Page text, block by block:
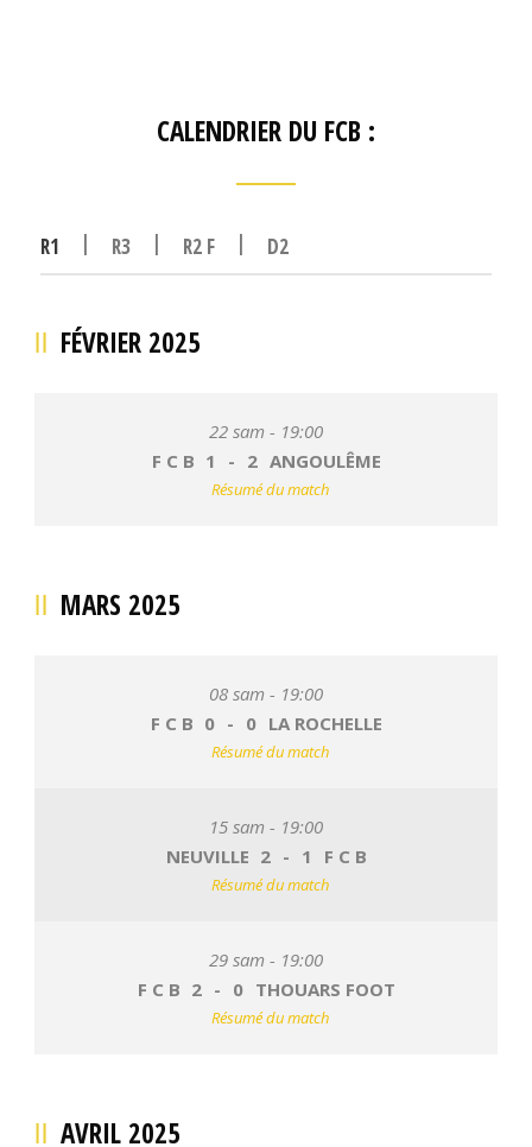
CALENDRIER DU FCB :
R1 | R3 | R2 F | D2
FÉVRIER 2025
22 sam - 19:00
F C B 1 - 2 ANGOULÊME
Résumé du match
MARS 2025
08 sam - 19:00
F C B 0 - 0 LA ROCHELLE
Résumé du match
15 sam - 19:00
NEUVILLE 2 - 1 F C B
Résumé du match
29 sam - 19:00
F C B 2 - 0 THOUARS FOOT
Résumé du match
AVRIL 2025